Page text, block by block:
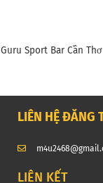
Guru Sport Bar Cần Thơ
LIÊN HỆ ĐĂNG
LIÊN KẾT